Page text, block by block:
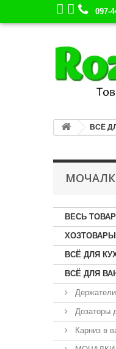
097-
ВСЁ
ВЕСЬ ТОВАР
ХОЗТОВАРЫ
ВСЁ ДЛЯ
ВСЁ ДЛЯ
Дозаторы
Карниз в